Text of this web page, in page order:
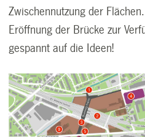
Zwischennutzung der
Eröffnung der Brücke zur
gespannt auf die Ideen!